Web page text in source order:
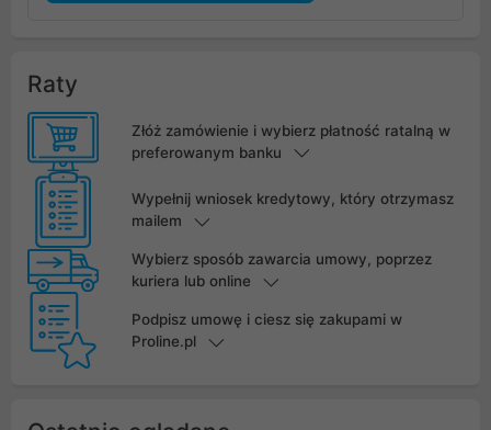
Raty
Złóż zamówienie i wybierz płatność ratalną w
preferowanym banku
Wypełnij wniosek kredytowy, który otrzymasz
mailem
Wybierz sposób zawarcia umowy, poprzez
kuriera lub online
Podpisz umowę i ciesz się zakupami w
Proline.pl